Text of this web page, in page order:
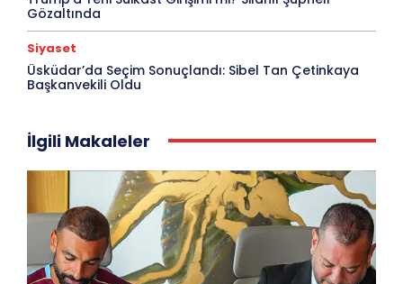
Gözaltında
Siyaset
Üsküdar’da Seçim Sonuçlandı: Sibel Tan Çetinkaya
Başkanvekili Oldu
İlgili Makaleler